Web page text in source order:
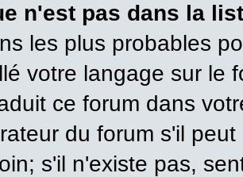
n'est pas dans la
les plus probables
votre langage sur le
ce forum dans
du forum s'il
s'il n'existe pas,